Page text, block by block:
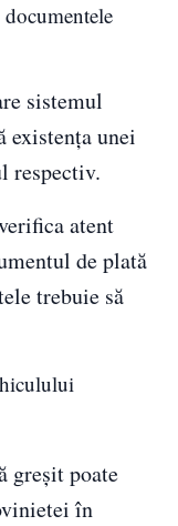
sistemul
existența unei
respectiv.
atent
de plată
trebuie să
greșit poate
în